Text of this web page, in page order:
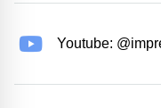
Youtube: